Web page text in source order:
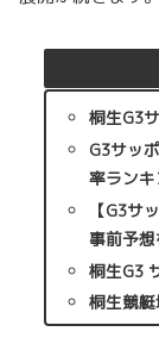
桐生G3
G3サッ
率ランキ
【G3サ
事前予想
桐生G3
桐生競